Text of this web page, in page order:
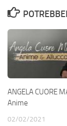
ANGELA CUORE
Anime
02/02/2021